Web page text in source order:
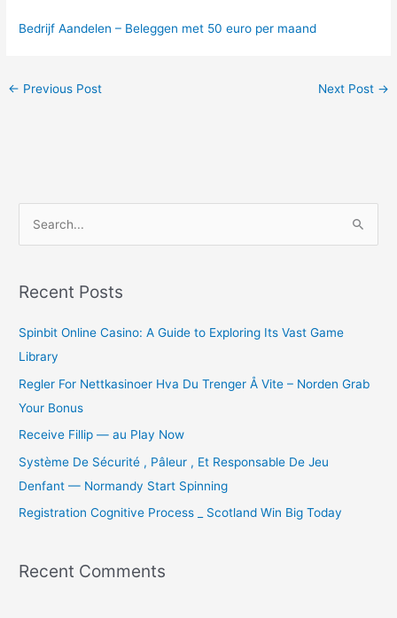
Bedrijf Aandelen – Beleggen met 50 euro per maand
← Previous Post Next Post →
r
h
f
o
r
:
Recent Posts
Spinbit Online Casino: A Guide to Exploring Its Vast Game
Library
Regler For Nettkasinoer Hva Du Trenger Å Vite – Norden Grab
Your Bonus
Receive Fillip — au Play Now
Système De Sécurité , Pâleur , Et Responsable De Jeu
Denfant — Normandy Start Spinning
Registration Cognitive Process _ Scotland Win Big Today
Recent Comments